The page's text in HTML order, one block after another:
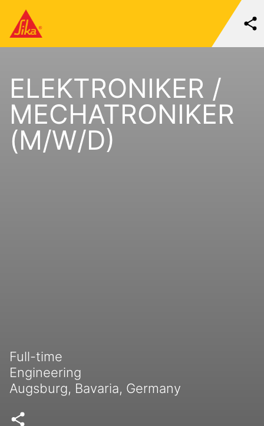
ELEKTRONIKER /
MECHATRONIKER
(M/W/D)
Full-time
Engineering
Augsburg, Bavaria, Germany